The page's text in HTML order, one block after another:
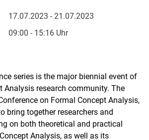
17.07.2023 - 21.07.2023
09:00 - 15:16 Uhr
series is the major biennial event of
Analysis research community. The
on Formal Concept Analysis,
bring together researchers and
on both theoretical and practical
Analysis, as well as its